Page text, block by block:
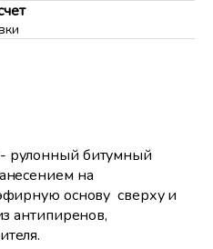
рулонный битумный
на
основу сверху и
антипиренов,